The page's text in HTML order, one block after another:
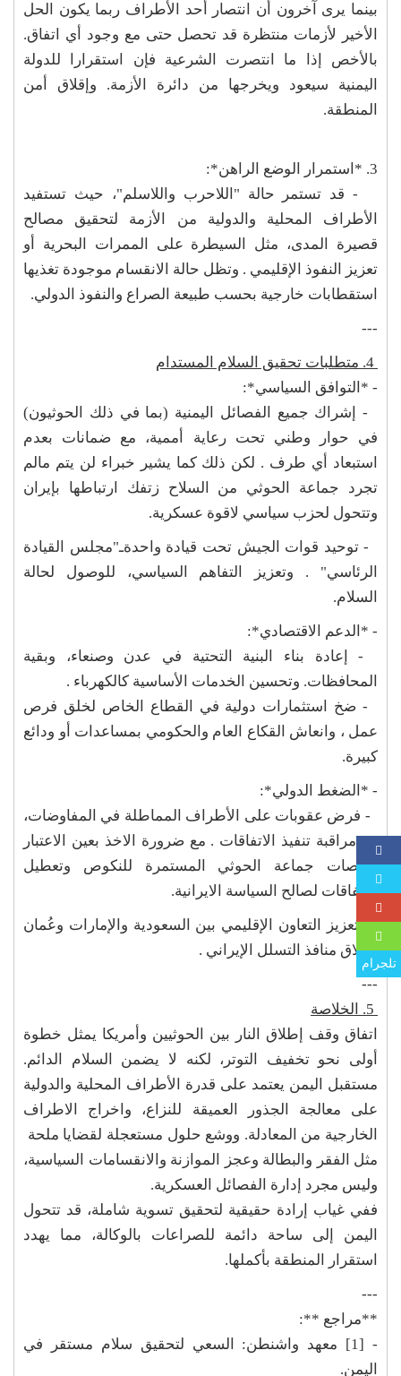
بينما يرى آخرون أن انتصار أحد الأطراف ربما يكون الحل
الأخير لأزمات منتظرة قد تحصل حتى مع وجود أي اتفاق.
بالأخص إذا ما انتصرت الشرعية فإن استقرارا للدولة
اليمنية سيعود ويخرجها من دائرة الأزمة. وإقلاق أمن
المنطقة.
3. *استمرار الوضع الراهن*:
- قد تستمر حالة "اللاحرب واللاسلم"، حيث تستفيد
الأطراف المحلية والدولية من الأزمة لتحقيق مصالح
قصيرة المدى، مثل السيطرة على الممرات البحرية أو
تعزيز النفوذ الإقليمي . وتظل حالة الانقسام موجودة تغذيها
استقطابات خارجية بحسب طبيعة الصراع والنفوذ الدولي.
---
- *التوافق السياسي*:
- إشراك جميع الفصائل اليمنية (بما في ذلك الحوثيون)
في حوار وطني تحت رعاية أممية، مع ضمانات بعدم
استبعاد أي طرف . لكن ذلك كما يشير خبراء لن يتم مالم
تجرد جماعة الحوثي من السلاح زتفك ارتباطها بإيران
وتتحول لحزب سياسي لاقوة عسكرية.
- توحيد قوات الجيش تحت قيادة واحدةـ"مجلس القيادة
الرئاسي" . وتعزيز التفاهم السياسي، للوصول لحالة
السلام.
- *الدعم الاقتصادي*:
- إعادة بناء البنية التحتية في عدن وصنعاء، وبقية
المحافظات. وتحسين الخدمات الأساسية كالكهرباء .
- ضخ استثمارات دولية في القطاع الخاص لخلق فرص
عمل ، وانعاش القكاع العام والحكومي بمساعدات أو ودائع
كبيرة.
- *الضغط الدولي*:
- فرض عقوبات على الأطراف المماطلة في المفاوضات،
مع مراقبة تنفيذ الاتفاقات . مع ضرورة الاخذ بعين الاعتبار
تملصات جماعة الحوثي المستمرة للنكوص وتعطيل
الاتفاقات لصالح السياسة الايرانية.
- تعزيز التعاون الإقليمي بين السعودية والإمارات وعُمان
لإغلاق منافذ التسلل الإيراني .
---
اتفاق وقف إطلاق النار بين الحوثيين وأمريكا يمثل خطوة
أولى نحو تخفيف التوتر، لكنه لا يضمن السلام الدائم.
مستقبل اليمن يعتمد على قدرة الأطراف المحلية والدولية
على معالجة الجذور العميقة للنزاع، واخراج الاطراف
الخارجية من المعادلة. ووشع حلول مستعجلة لقضايا ملحة
مثل الفقر والبطالة وعجز الموازنة والانقسامات السياسية،
وليس مجرد إدارة الفصائل العسكرية.
ففي غياب إرادة حقيقية لتحقيق تسوية شاملة، قد تتحول
اليمن إلى ساحة دائمة للصراعات بالوكالة، مما يهدد
استقرار المنطقة بأكملها.
---
**مراجع **:
- [1] معهد واشنطن: السعي لتحقيق سلام مستقر في
اليمن.
تلجرام